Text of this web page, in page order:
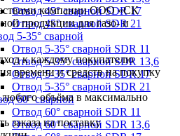
Отвод 45° сварной SDR 17
Отвод 45° сварной SDR 21
5-35° сварной
Отвод 5-35° сварной SDR 11
Отвод 5-35° сварной SDR 13,6
Отвод 5-35° сварной SDR 17
Отвод 5-35° сварной SDR 21
60° сварной
Отвод 60° сварной SDR 11
Отвод 60° сварной SDR 13,6
компании ООО «СК
продукции для газо- и
к каждому покупателю
времени и средств на покупку
любого объёма в максимально
заказа на поставку